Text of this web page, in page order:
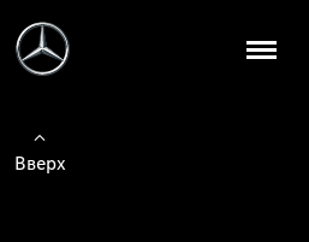
Вверх